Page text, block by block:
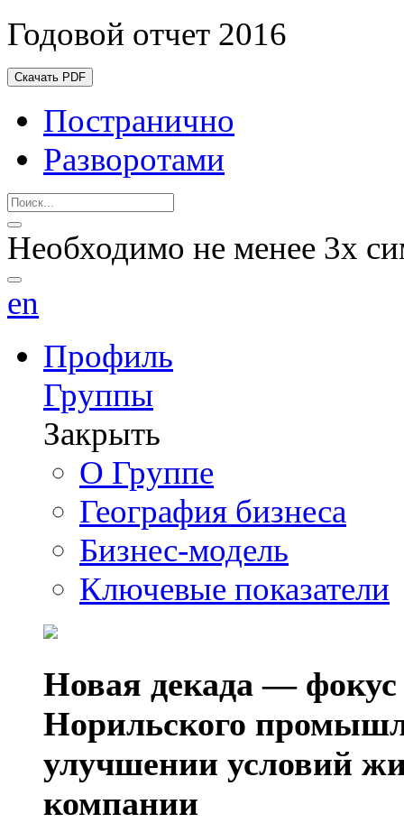
Годовой отчет 2016
Скачать PDF
Постранично
Разворотами
Необходимо не менее 3х
en
Профиль
Группы
Закрыть
О Группе
География бизнеса
Бизнес-модель
Ключевые показатели
Новая декада — фокус
Норильского
улучшении условий
компании